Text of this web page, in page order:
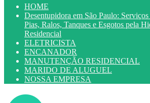
HOME
Desentupidora em São Paulo:
Pias, Ralos, Tanques e Esgotos pela
Residencial
ELETRICISTA
ENCANADOR
MANUTENÇÃO RESIDENCIAL
MARIDO DE ALUGUEL
NOSSA EMPRESA